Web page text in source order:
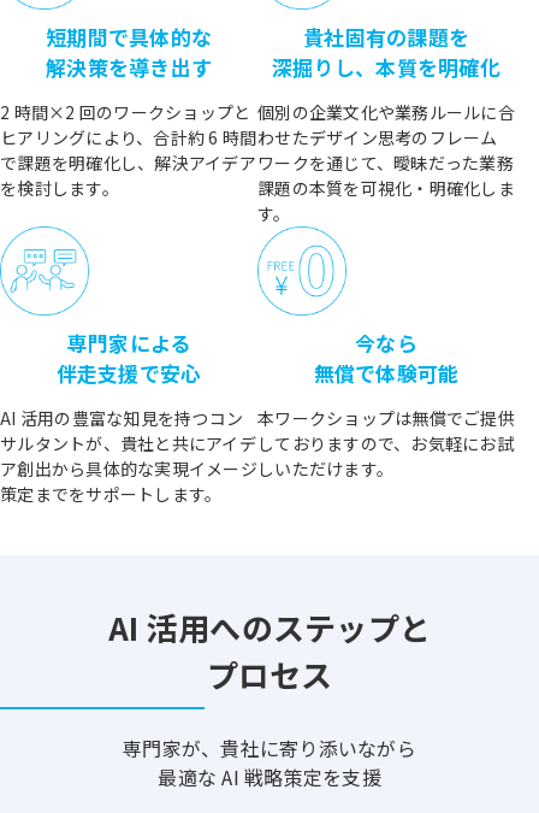
短期間で具体的な
解決策を導き出す
2 時間×2 回のワークショップと
ヒアリングにより、合計約 6 時間
で課題を明確化し、解決アイデア
を検討します。
貴社固有の課題を
深掘りし、本質を明確化
個別の企業文化や業務ルールに合
わせたデザイン思考のフレーム
ワークを通じて、曖昧だった業務
課題の本質を可視化・明確化しま
す。
専門家による
伴走支援で安心
AI 活用の豊富な知見を持つコン
サルタントが、貴社と共にアイデ
ア創出から具体的な実現イメージ
策定までをサポートします。
今なら
無償で体験可能
本ワークショップは無償でご提供
しておりますので、お気軽にお試
しいただけます。
AI 活用へのステップと
プロセス
専門家が、貴社に寄り添いながら
最適な AI 戦略策定を支援